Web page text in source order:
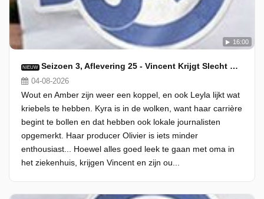
16:00
NIEUW Seizoen 3, Aflevering 25 - Vincent Krijgt Slecht Nieuws Te Horen
04-08-2026
Wout en Amber zijn weer een koppel, en ook Leyla lijkt wat
kriebels te hebben. Kyra is in de wolken, want haar carrière
begint te bollen en dat hebben ook lokale journalisten
opgemerkt. Haar producer Olivier is iets minder
enthousiast... Hoewel alles goed leek te gaan met oma in
het ziekenhuis, krijgen Vincent en zijn ou...